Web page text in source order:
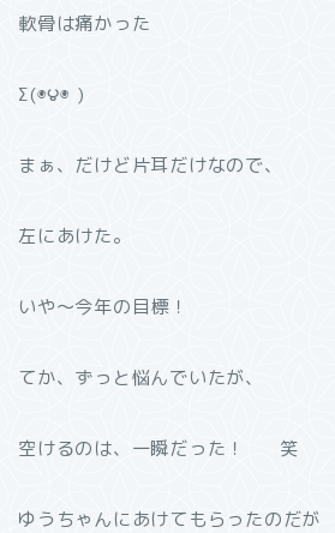
軟骨は痛かった
Σ(◉౪◉ )
まぁ、だけど片耳だけなので、
左にあけた。
いや〜今年の目標！
てか、ずっと悩んでいたが、
空けるのは、一瞬だった！ 笑
ゆうちゃんにあけてもらったのだが